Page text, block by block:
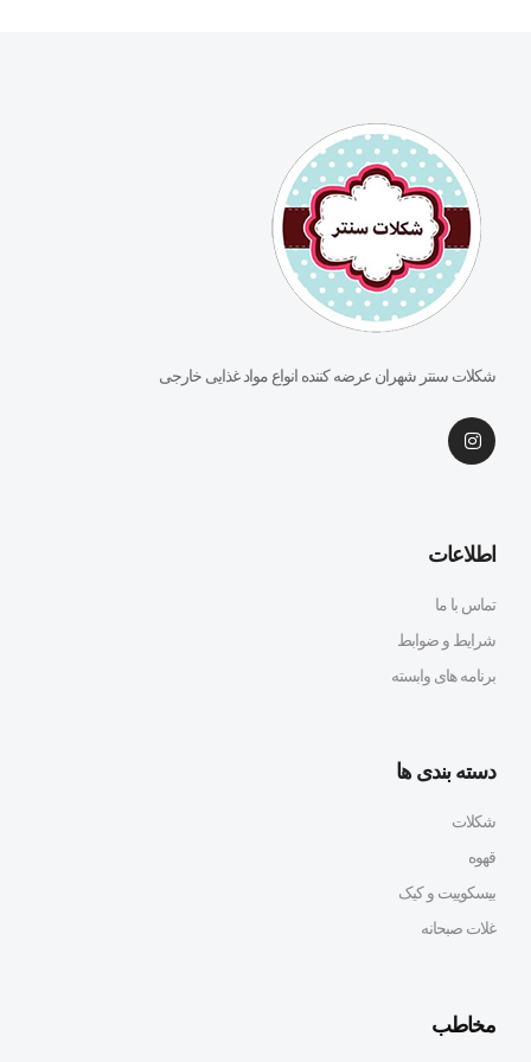
شکلات سنتر شهران عرضه کننده انواع مواد غذایی خارجی
اطلاعات
تماس با ما
شرایط و ضوابط
برنامه های وابسته
دسته بندی ها
شکلات
قهوه
بیسکوییت و کیک
غلات صبحانه
مخاطب